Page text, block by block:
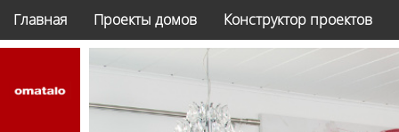
Главная Проекты домов Конструктор проектов